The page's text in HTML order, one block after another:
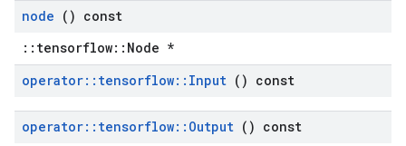
node () const
::tensorflow::Node *
operator:: tensorflow:: Input () const
operator:: tensorflow:: Output () const